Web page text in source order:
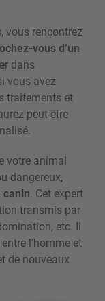
vous rencontrez
vous d’un
dans
vous avez
traitements et
peut-être
votre animal
dangereux,
. Cet expert
transmis par
etc. Il
l’homme et
de nouveaux